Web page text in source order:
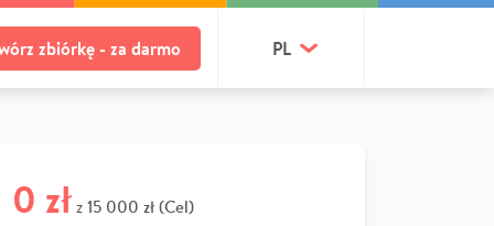
zbiórkę - za darmo PL
0 zł z 15 000 zł (Cel)